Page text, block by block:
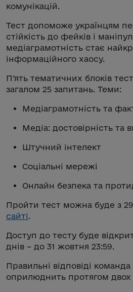
комунікацій.
Тест допоможе українцям
стійкість до фейків і
медіаграмотність стає
інформаційного хаосу.
П’ять тематичних блоків
загалом 25 запитань. Теми:
Медіаграмотність та
Медіа: достовірність та
Штучний інтелект
Соціальні мережі
Онлайн безпека та
Пройти тест можна буде з
сайті
Доступ до тесту буде
днів – до 31 жовтня 23:59.
Правильні відповіді
оприлюднить протягом двох